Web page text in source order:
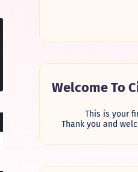
Welcome To
This is your
Thank you and